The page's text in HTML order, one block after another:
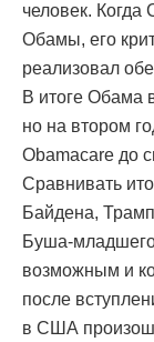
человек. Когда
Обамы, его
реализовал
В итоге Обама
но на втором
Obamacare до
Сравнивать
Байдена,
Буша-младшего
возможным и
после
в США